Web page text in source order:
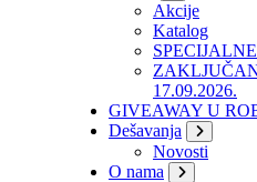
Akcije
Katalog
17.09.2026.
GIVEAWAY U
Dešavanja
Novosti
O nama